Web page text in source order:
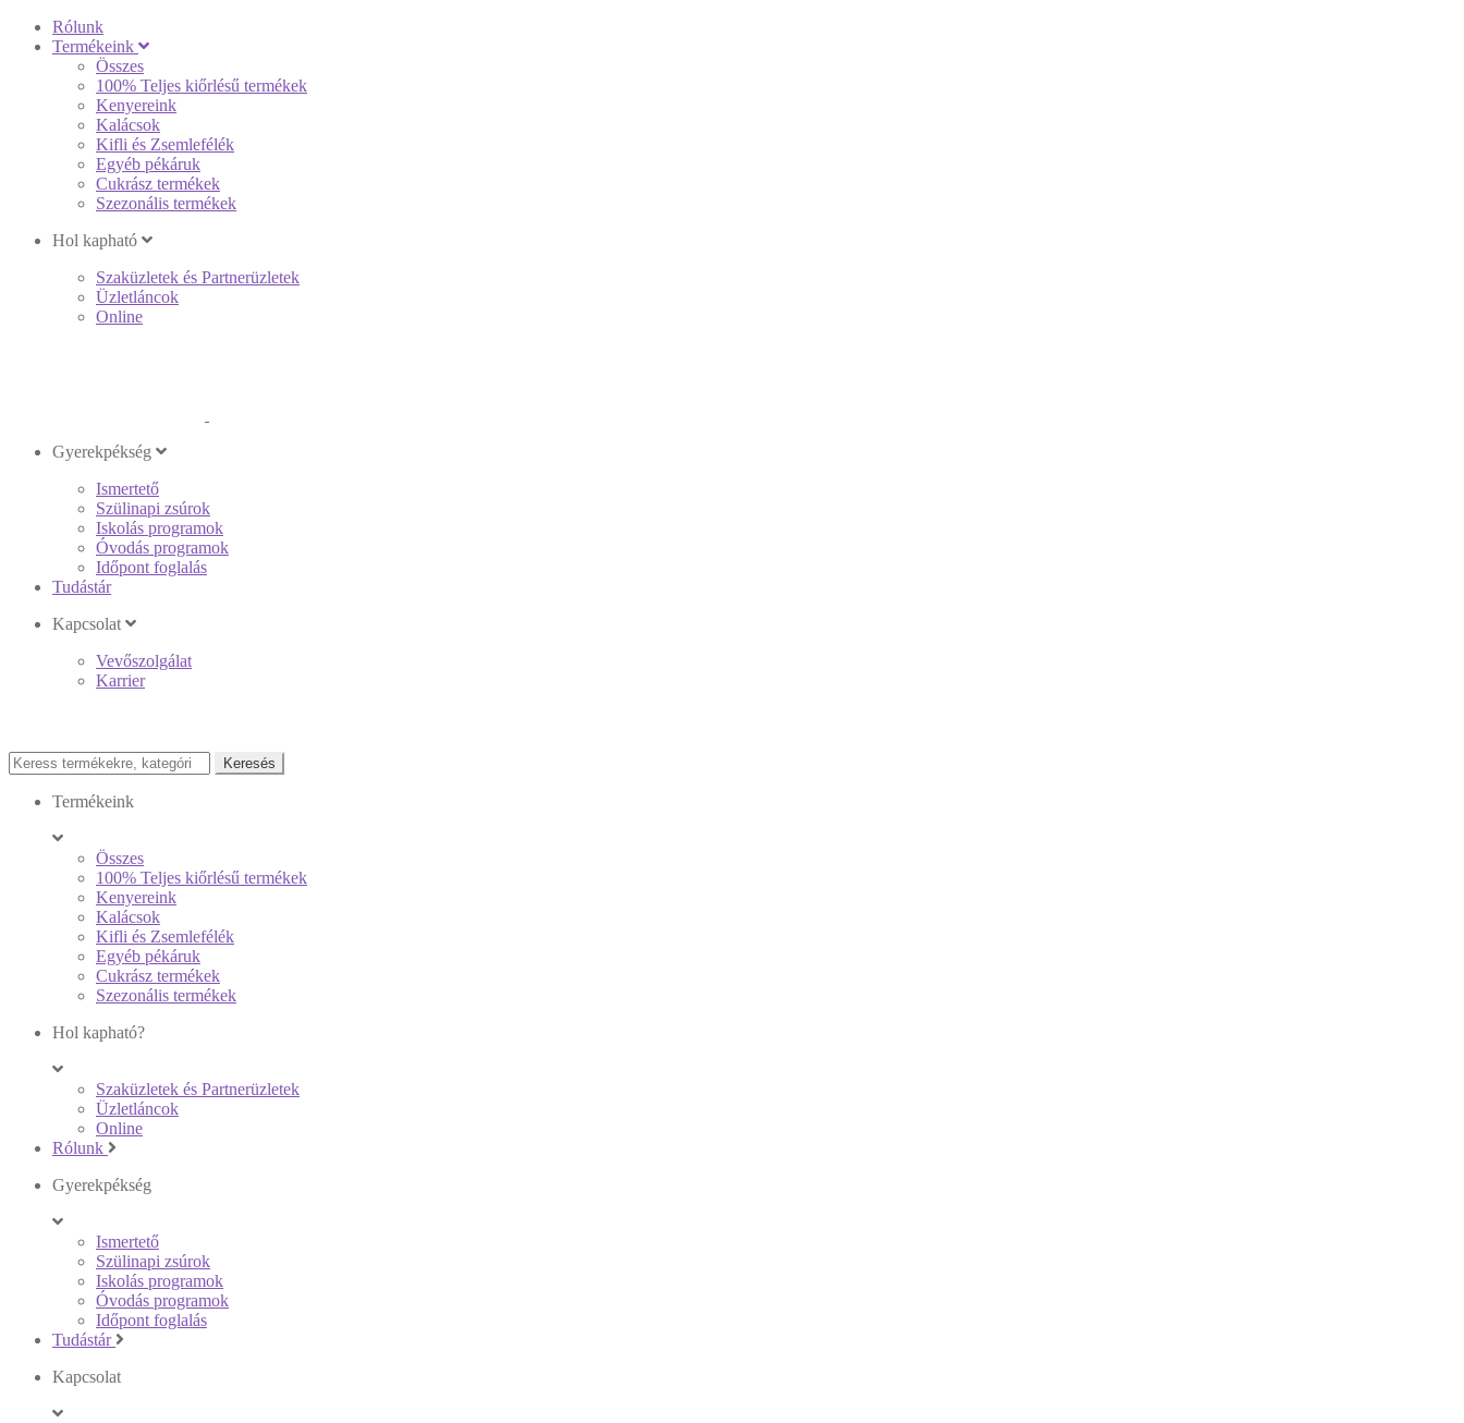
Rólunk
Termékeink
Összes
100% Teljes kiőrlésű termékek
Kenyereink
Kalácsok
Kifli és Zsemlefélék
Egyéb pékáruk
Cukrász termékek
Szezonális termékek
Hol kapható
Szaküzletek és Partnerüzletek
Üzletláncok
Online
Gyerekpékség
Ismertető
Szülinapi zsúrok
Iskolás programok
Óvodás programok
Időpont foglalás
Tudástár
Kapcsolat
Vevőszolgálat
Karrier
Keresés
a
következőre:
Keresés
Termékeink
Összes
100% Teljes kiőrlésű termékek
Kenyereink
Kalácsok
Kifli és Zsemlefélék
Egyéb pékáruk
Cukrász termékek
Szezonális termékek
Hol kapható?
Szaküzletek és Partnerüzletek
Üzletláncok
Online
Rólunk
Gyerekpékség
Ismertető
Szülinapi zsúrok
Iskolás programok
Óvodás programok
Időpont foglalás
Tudástár
Kapcsolat